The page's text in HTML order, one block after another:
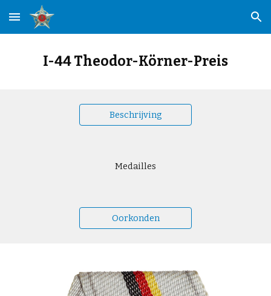
Skip to main content Skip to navigation
I-44 Theodor-Körner-Preis
Beschrijving
Medailles
Oorkonden